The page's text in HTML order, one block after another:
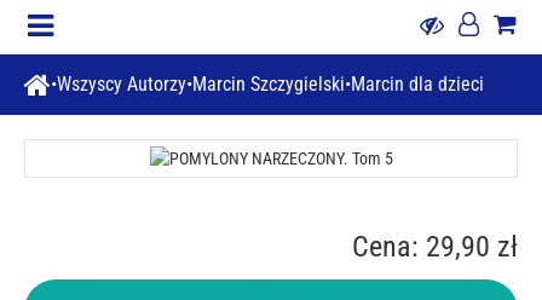
Wszyscy Autorzy Marcin Szczygielski Marcin dla dzieci
Cena: 29,90 zł